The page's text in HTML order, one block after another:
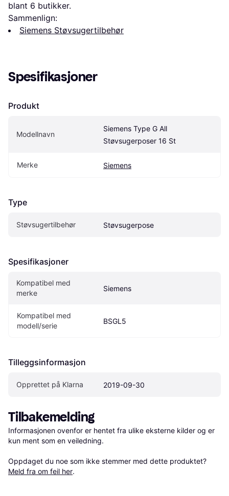
blant 6 butikker.
Sammenlign:
Siemens Støvsugertilbehør
Spesifikasjoner
Produkt
Modellnavn
Siemens Type G All
Støvsugerposer 16 St
Merke Siemens
Type
Støvsugertilbehør Støvsugerpose
Spesifikasjoner
Kompatibel med
merke
Siemens
Kompatibel med
modell/serie
BSGL5
Tilleggsinformasjon
Opprettet på Klarna 2019-09-30
Tilbakemelding
Informasjonen ovenfor er hentet fra ulike eksterne kilder og er
kun ment som en veiledning.
Oppdaget du noe som ikke stemmer med dette produktet?
Meld fra om feil her.